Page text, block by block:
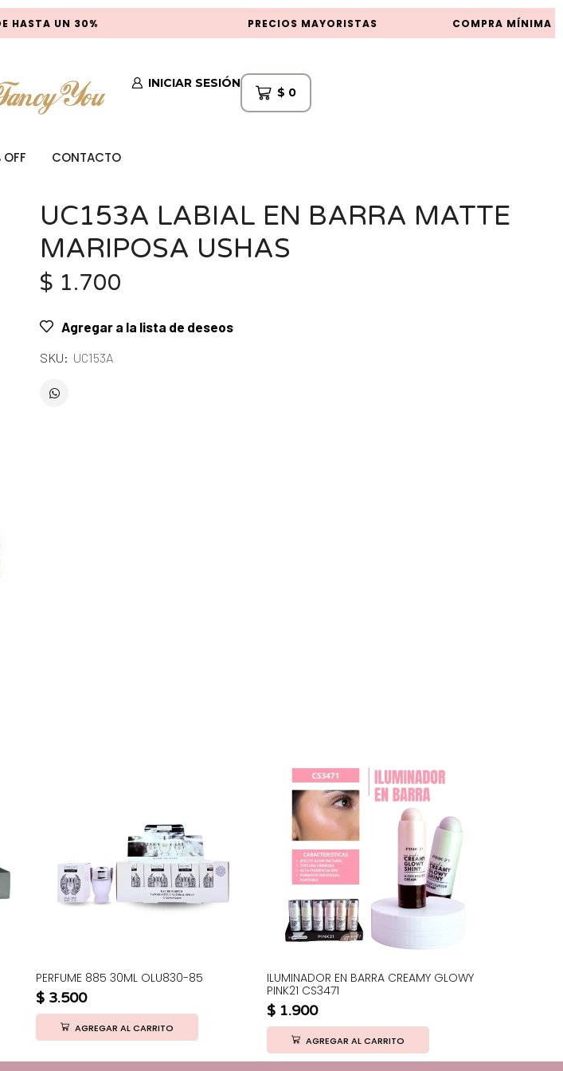
HASTA UN 30% PRECIOS MAYORISTAS COMPRA MÍNIMA
INICIAR SESIÓN
$ 0
CONTACTO
UC153A LABIAL EN BARRA MATTE
MARIPOSA USHAS
$ 1.700
Agregar a la lista de deseos
SKU: UC153A
PERFUME 885 30ML OLU830-85
$ 3.500
AGREGAR AL CARRITO
ILUMINADOR EN BARRA CREAMY GLOWY
PINK21 CS3471
$ 1.900
AGREGAR AL CARRITO